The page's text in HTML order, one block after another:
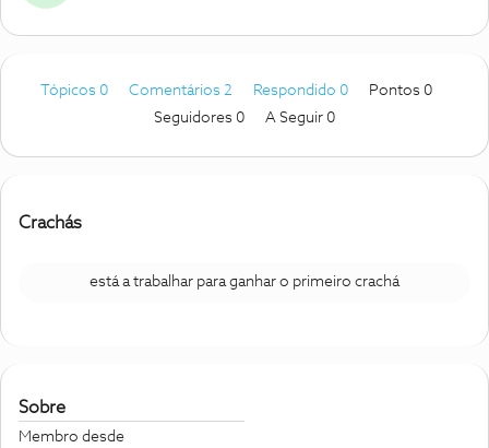
Tópicos 0 Comentários 2 Respondido 0
Pontos 0
Seguidores 0 A Seguir 0
Crachás
está a trabalhar para ganhar o primeiro crachá
Sobre
Membro desde